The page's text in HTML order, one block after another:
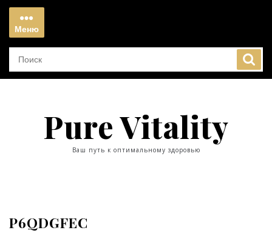
Перейти
содержимому
Меню
Меню
Pure Vitality
Ваш путь к оптимальному здоровью
P6QDGFEC